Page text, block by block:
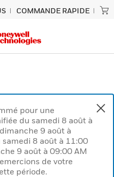
COMMANDE RAPIDE
pour une
du samedi 8 août à
9 août à
samedi 8 août à 11:00
9 août à 09:00 AM
de votre
période.